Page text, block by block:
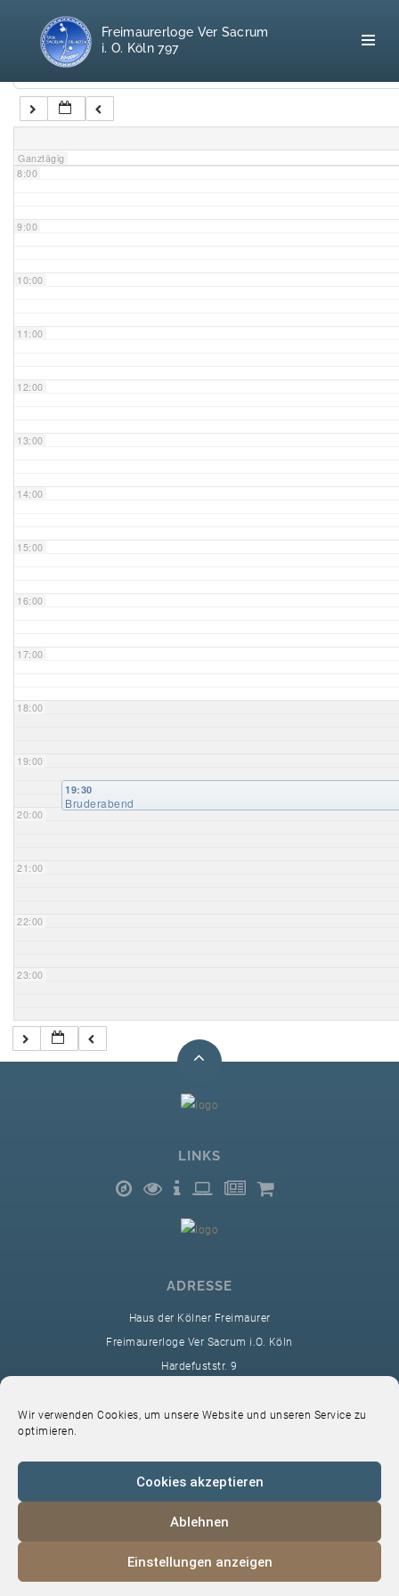
Wir verwenden Cookies, um unsere Website und unseren Service zu
optimieren.
Cookies akzeptieren
Ablehnen
Einstellungen anzeigen
100 F.A.Q.
Unser Bijou
VS-Intern
Freimaurerloge Ver Sacrum
i. O. Köln 797
Kategorien
Ganztägig
7:00
8:00
9:00
10:00
11:00
12:00
13:00
14:00
15:00
16:00
17:00
18:00
19:00
20:00
21:00
22:00
23:00
19:30
Bruderabend
LINKS
ADRESSE
Haus der Kölner Freimaurer
Freimaurerloge Ver Sacrum i.O. Köln
Hardefuststr. 9
sekretariat@ver-sacrum.org
© 2024 Copyright Ver Sacrum
Datenschutz